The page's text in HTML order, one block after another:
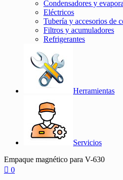
Condensadores y
Eléctricos
Tubería y accesorios de
Filtros y acumuladores
Refrigerantes
Herramientas
Servicios
Empaque magnético para V-630
0